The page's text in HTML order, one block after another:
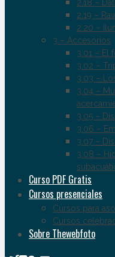
2.18 –
2.19 –
2.20 –
3 – Accesorios
3.01 – El
3.02 –
3.03 –
3.04 –
3.05 –
3.06 –
3.07 –
3.08 –
Curso PDF Gratis
Cursos presenciales
Cursos para
Cursos
Sobre Thewebfoto